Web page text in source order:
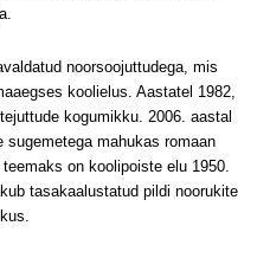
noorsoojuttudega, mis
koolielus. Aastatel 1982,
kogumikku. 2006. aastal
mahukas romaan
on koolipoiste elu 1950.
tasakaalustatud pildi noorukite